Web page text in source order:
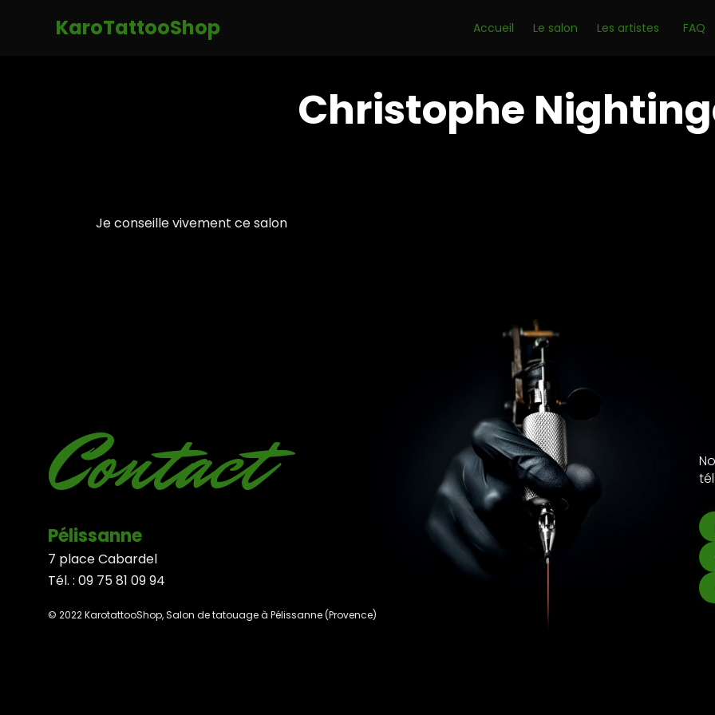
KaroTattooShop Accueil Le salon Les artistes FAQ
Christophe
Je conseille vivement ce salon
Contact
Pélissanne
7 place Cabardel
Tél. : 09 75 81 09 94
© 2022 KarotattooShop, Salon de tatouage à Pélissanne (Provence)